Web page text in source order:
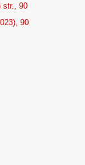
str., 90
90